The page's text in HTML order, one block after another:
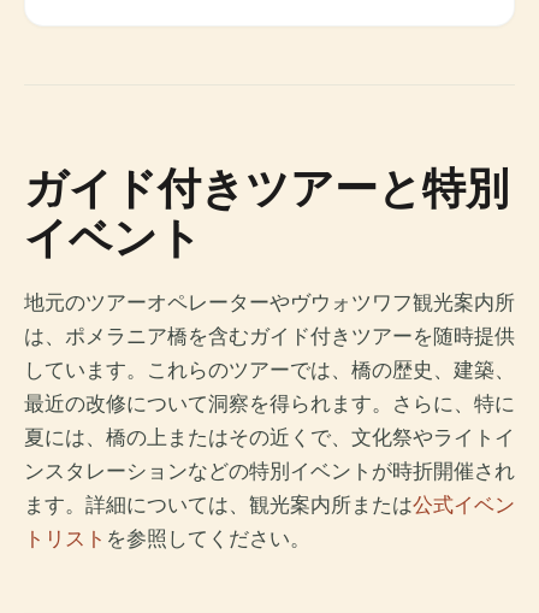
ガイド付きツアーと特別
イベント
地元のツアーオペレーターやヴウォツワフ観光案内所
は、ポメラニア橋を含むガイド付きツアーを随時提供
しています。これらのツアーでは、橋の歴史、建築、
最近の改修について洞察を得られます。さらに、特に
夏には、橋の上またはその近くで、文化祭やライトイ
ンスタレーションなどの特別イベントが時折開催され
ます。詳細については、観光案内所または公式イベン
トリスト を参照してください。